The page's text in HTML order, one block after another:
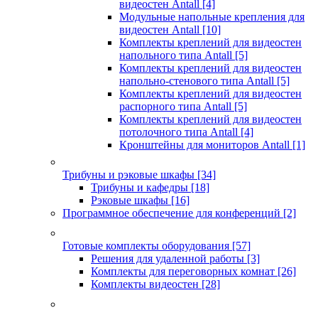
видеостен Antall [4]
Модульные напольные крепления для
видеостен Antall [10]
Комплекты креплений для видеостен
напольного типа Antall [5]
Комплекты креплений для видеостен
напольно-стенового типа Antall [5]
Комплекты креплений для видеостен
распорного типа Antall [5]
Комплекты креплений для видеостен
потолочного типа Antall [4]
Кронштейны для мониторов Antall [1]
Трибуны и рэковые шкафы [34]
Трибуны и кафедры [18]
Рэковые шкафы [16]
Программное обеспечение для конференций [2]
Готовые комплекты оборудования [57]
Решения для удаленной работы [3]
Комплекты для переговорных комнат [26]
Комплекты видеостен [28]